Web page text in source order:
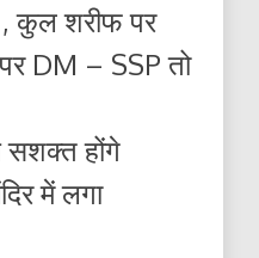
, कुल शरीफ पर
DM – SSP तो
सशक्त होंगे
में लगा